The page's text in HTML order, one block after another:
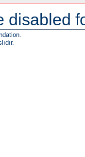
disabled